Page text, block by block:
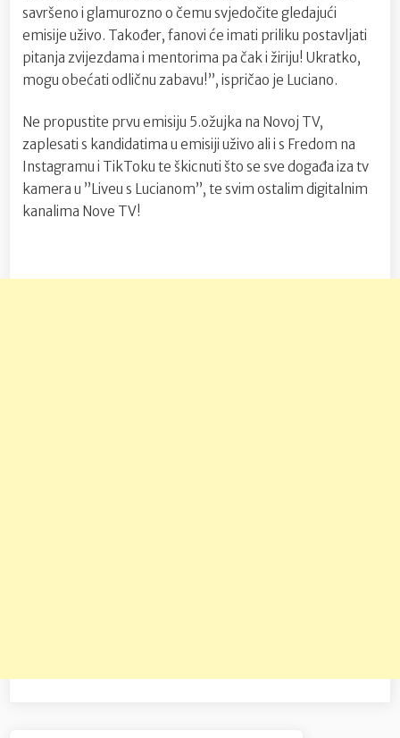
savršeno i glamurozno o čemu svjedočite gledajući
emisije uživo. Također, fanovi će imati priliku postavljati
pitanja zvijezdama i mentorima pa čak i žiriju! Ukratko,
mogu obećati odličnu zabavu!”, ispričao je Luciano.
Ne propustite prvu emisiju 5.ožujka na Novoj TV,
zaplesati s kandidatima u emisiji uživo ali i s Fredom na
Instagramu i TikToku te škicnuti što se sve događa iza tv
kamera u ”Liveu s Lucianom”, te svim ostalim digitalnim
kanalima Nove TV!